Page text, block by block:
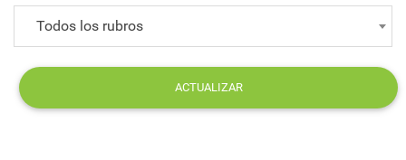
Todos los rubros
ACTUALIZAR